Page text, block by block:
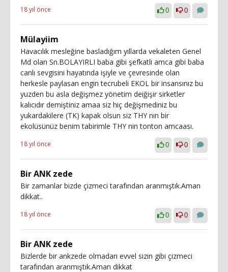
18 yıl önce 0 0
Mülayiim
Havacılık mesleğine basladığım yıllarda vekaleten Genel
Md olan Sn.BOLAYIRLI baba gibi şefkatli amca gibi baba
canlı sevgisini hayatında işiyle ve çevresinde olan
herkesle paylasan engin tecrubeli EKOL bir insansınız bu
yuzden bu asla değişmez yönetim deiğişir sirketler
kalıcıdır demiştiniz amaa siz hiç değişmediniz bu
yukardakilere (TK) kapak olsun siz THY nın bir
ekolüsünüz benim tabirimle THY nin tonton amcaası.
18 yıl önce 0 0
Bir ANK zede
Bir zamanlar bizde çizmeci tarafından aranmıştık.Aman
dikkat..
18 yıl önce 0 0
Bir ANK zede
Bizlerde bir ankzede olmadan evvel sizin gibi çizmeci
tarafından aranmıştık.Aman dikkat